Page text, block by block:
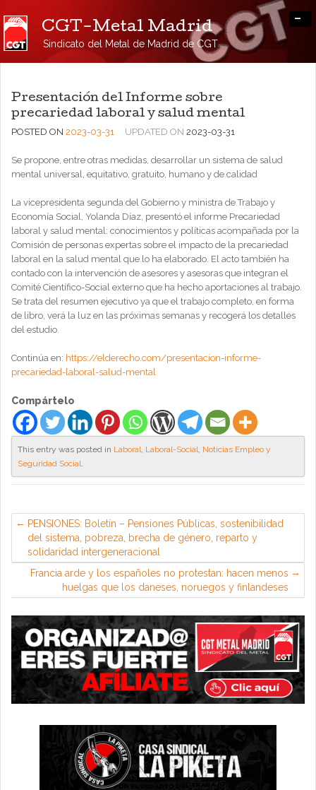
CGT-Metal Madrid
Sindicato del Metal de Madrid de CGT
-
Presentación del Informe sobre
precariedad laboral y salud mental
POSTED ON 2023-03-31 UPDATED ON 2023-03-31
Se propone, entre otras medidas, desarrollar un sistema de salud
mental universal, equitativo, gratuito, humano y de calidad
La vicepresidenta segunda del Gobierno y ministra de Trabajo y
Economía Social, Yolanda Díaz, presentó el informe Precariedad
laboral y salud mental: conocimientos y políticas acompañada por la
Comisión de personas expertas sobre el impacto de la precariedad
laboral en la salud mental que lo ha elaborado. El acto también ha
contado con la intervención de asesores y asesoras que integran el
Comité Científico-Social externo que ha hecho aportaciones al trabajo.
Se trata del resumen ejecutivo ya que el trabajo completo, en forma
de libro, verá la luz en las próximas semanas y recogerá los detalles
del estudio.
Continúa en: https://elderecho.com/presentacion-informe-
precariedad-laboral-salud-mental
Compártelo
This entry was posted in Laboral, Laboral-Social, Noticias Empleo y
Seguridad Social.
PENSIONES: Boletín – Pensiones Públicas, sostenibilidad
del sistema, pobreza, brecha de género, reparto y
solidaridad intergeneracional
Francia arde y los españoles no protestan: hacen menos
huelgas que los daneses, noruegos y finlandeses